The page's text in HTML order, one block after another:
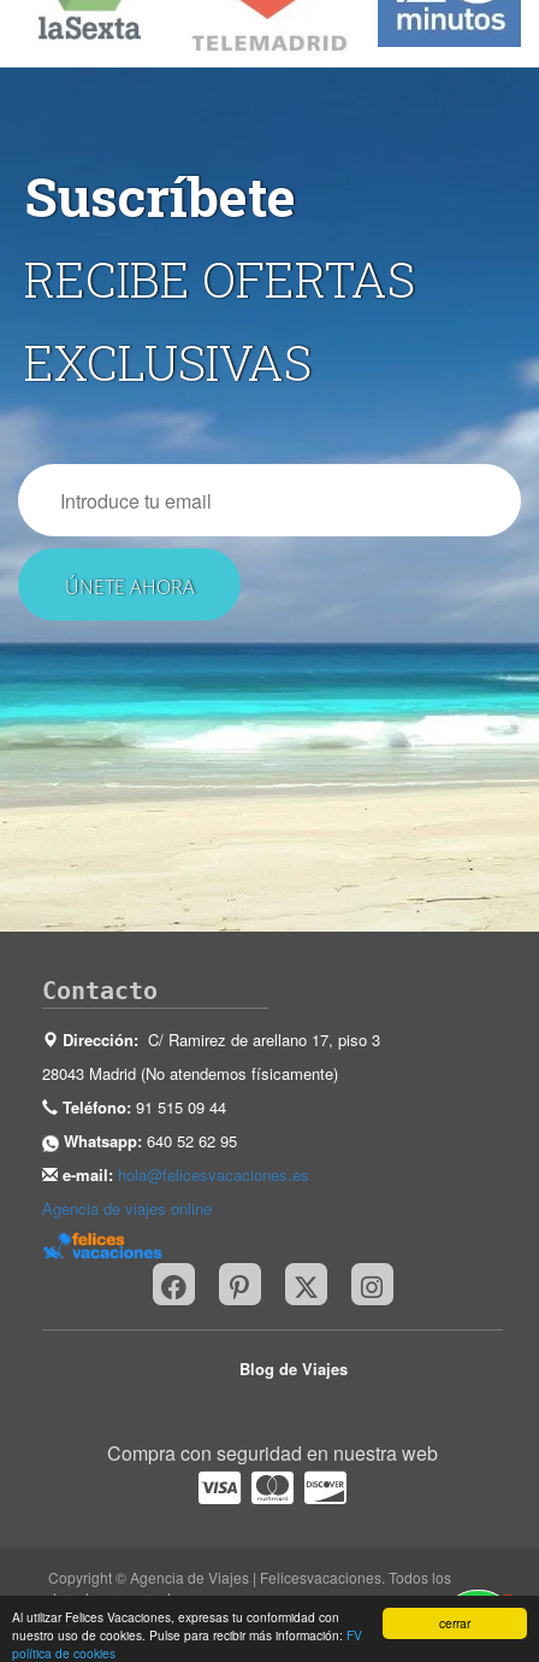
cerrar
Al utilizar Felices Vacaciones, expresas tu conformidad con
nuestro uso de cookies. Pulse para recibir más información: FV
política de cookies
Suscríbete
RECIBE OFERTAS
EXCLUSIVAS
Email
Contacto
Dirección: C/ Ramirez de arellano 17, piso 3
28043 Madrid (No atendemos físicamente)
Teléfono: 91 515 09 44
Whatsapp: 640 52 62 95
e-mail: hola@felicesvacaciones.es
Agencia de viajes online
Blog de Viajes
Compra con seguridad en nuestra web
Copyright © Agencia de Viajes | Felicesvacaciones. Todos los
derechos reservados.
trabaja con nosotros|quiénes somos| Aviso legal
|
protección de datos|contacto
1